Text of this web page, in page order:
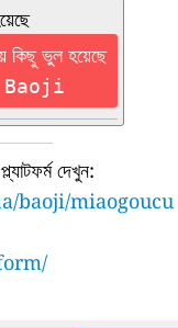
কিছু ভুল হয়েছে
দেখুন:
baoji/miaogoucu